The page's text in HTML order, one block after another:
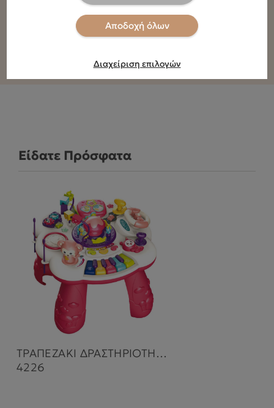
Είδατε Πρόσφατα
ΤΡΑΠΕΖΑΚΙ ΔΡΑΣΤΗΡΙΟΤΗΤΩΝ FUN PARK RED
4226
Αποδοχή όλων
Διαχείριση επιλογών